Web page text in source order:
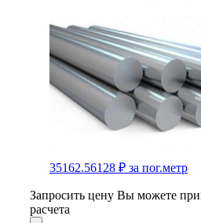
35162.56128 ₽ за пог.метр
Запросить цену Вы можете
расчета